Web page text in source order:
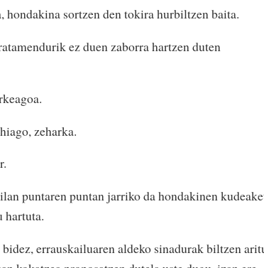
hondakina sortzen den tokira hurbiltzen baita.
ez duen zaborra hartzen duten
zeharka.
puntaren puntan jarriko da hondakinen
hartuta.
errauskailuaren aldeko sinadurak biltzen